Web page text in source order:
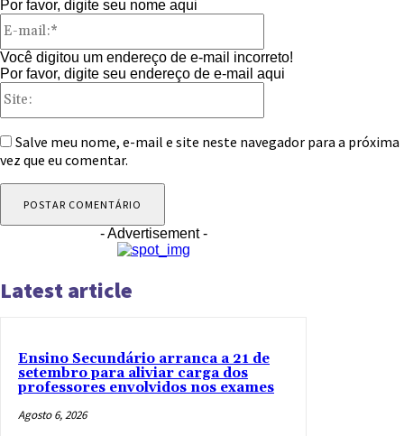
Por favor, digite seu nome aqui
Você digitou um endereço de e-mail incorreto!
Por favor, digite seu endereço de e-mail aqui
Salve meu nome, e-mail e site neste navegador para a próxima
vez que eu comentar.
- Advertisement -
Latest article
Ensino Secundário arranca a 21 de
setembro para aliviar carga dos
professores envolvidos nos exames
Agosto 6, 2026